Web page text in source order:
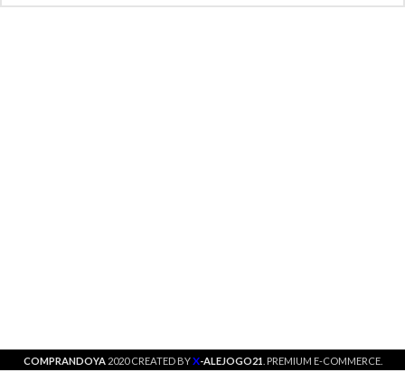
COMPRANDOYA 2020 CREATED BYX-ALEJOGO21 . PREMIUM E-COMMERCE.